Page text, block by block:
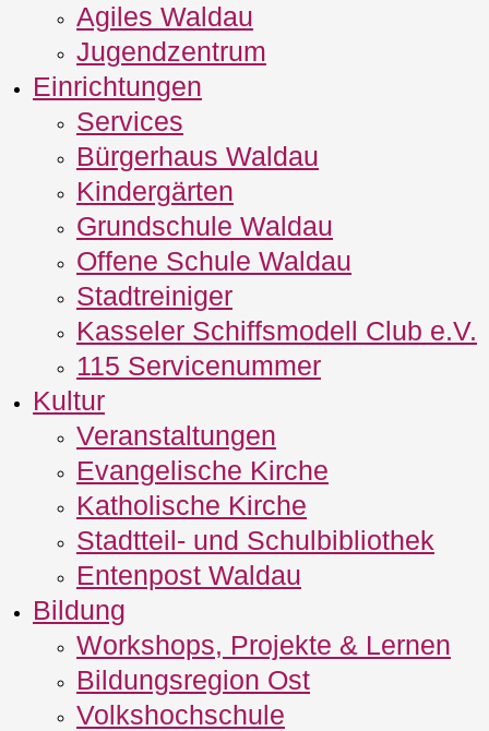
Agiles Waldau
Jugendzentrum
Einrichtungen
Services
Bürgerhaus Waldau
Kindergärten
Grundschule Waldau
Offene Schule Waldau
Stadtreiniger
Kasseler Schiffsmodell Club e.V.
115 Servicenummer
Kultur
Veranstaltungen
Evangelische Kirche
Katholische Kirche
Stadtteil- und Schulbibliothek
Entenpost Waldau
Bildung
Workshops, Projekte & Lernen
Bildungsregion Ost
Volkshochschule